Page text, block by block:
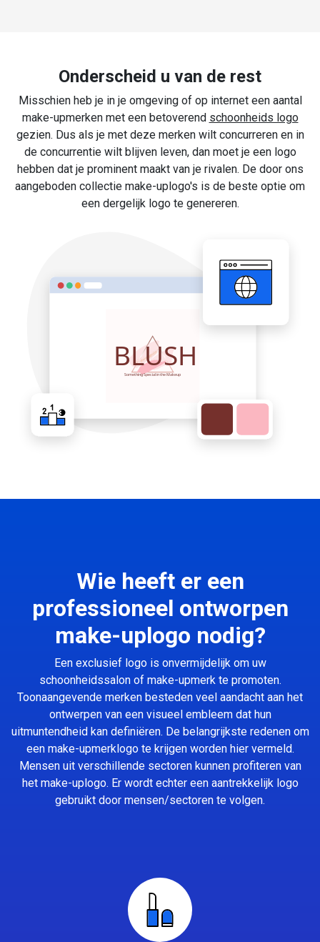
Onderscheid u van de rest
Misschien heb je in je omgeving of op internet een aantal
make-upmerken met een betoverend schoonheids logo
gezien. Dus als je met deze merken wilt concurreren en in
de concurrentie wilt blijven leven, dan moet je een logo
hebben dat je prominent maakt van je rivalen. De door ons
aangeboden collectie make-uplogo's is de beste optie om
een dergelijk logo te genereren.
Wie heeft er een
professioneel ontworpen
make-uplogo nodig?
Een exclusief logo is onvermijdelijk om uw
schoonheidssalon of make-upmerk te promoten.
Toonaangevende merken besteden veel aandacht aan het
ontwerpen van een visueel embleem dat hun
uitmuntendheid kan definiëren. De belangrijkste redenen om
een make-upmerklogo te krijgen worden hier vermeld.
Mensen uit verschillende sectoren kunnen profiteren van
het make-uplogo. Er wordt echter een aantrekkelijk logo
gebruikt door mensen/sectoren te volgen.